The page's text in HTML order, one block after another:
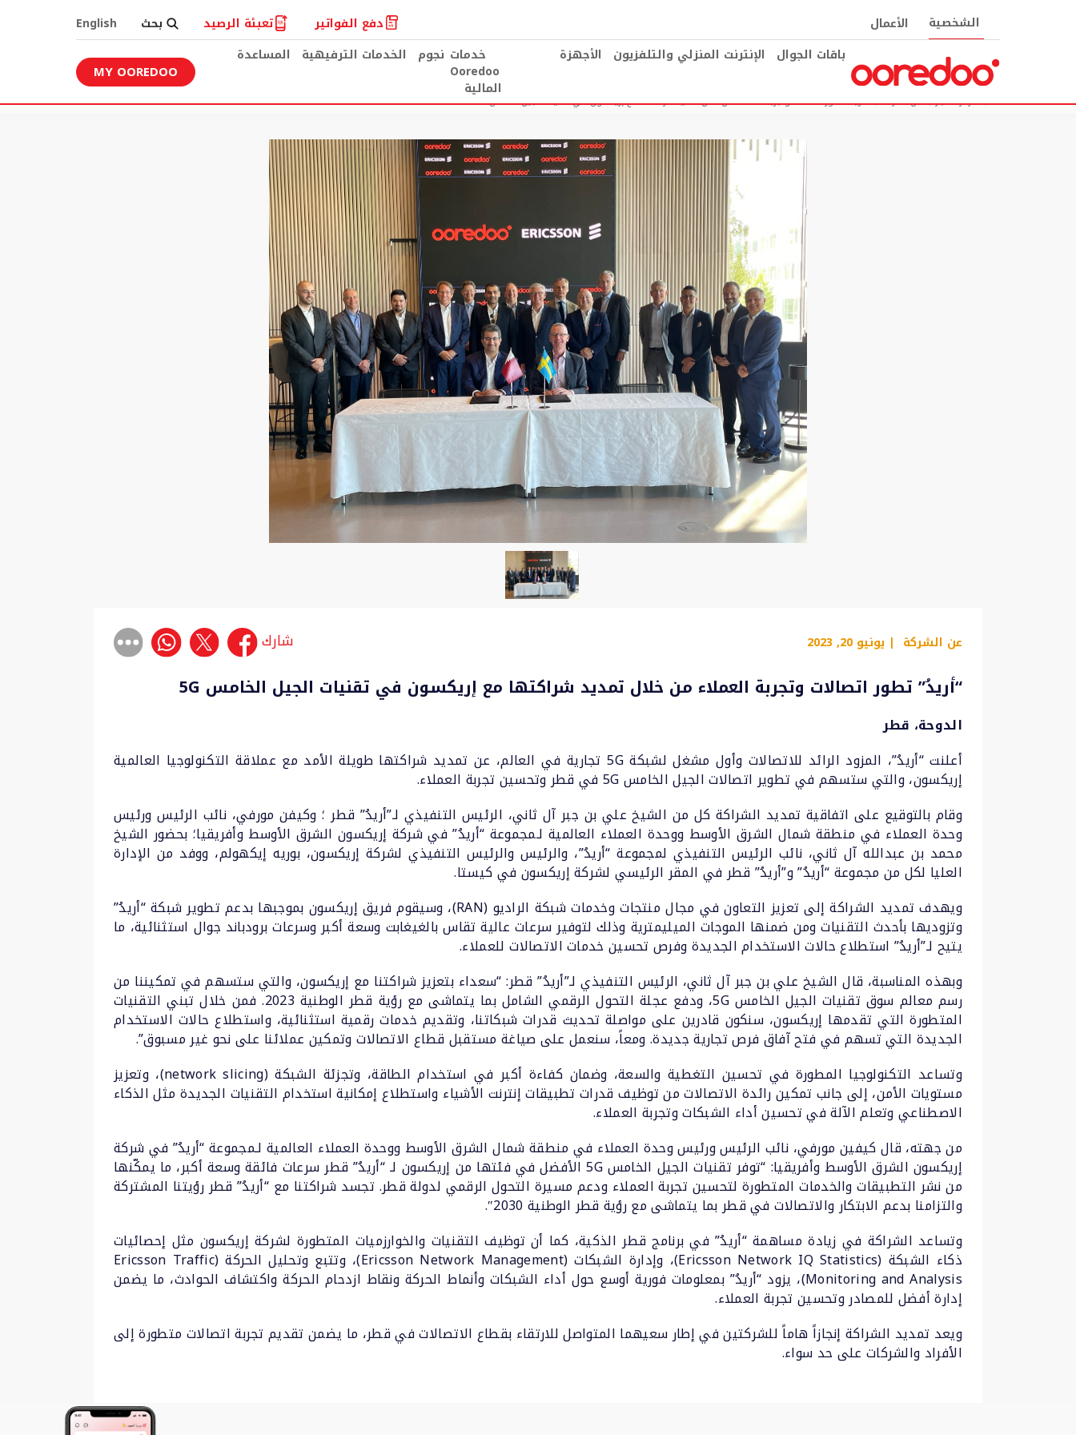
الشخصية الأعمال دفع الفواتير تعبئة الرصيد بحث
English
باقات الجوال
الإنترنت المنزلي والتلفزيون الأجهزة خدمات
Ooredoo
المالية
نجوم الخدمات الترفيهية المساعدة
MY OOREDOO
مركز الأخبار عن الشركة “أريدُ” تطور اتصالات وتجربة العملاء من خلال تمديد شراكتها مع إريكسون في تقنيات الجيل الخامس 5G
عن الشركة | يونيو 20, 2023 شارك
“أريدُ” تطور اتصالات وتجربة العملاء من خلال تمديد شراكتها مع إريكسون في تقنيات الجيل الخامس 5G
الدوحة، قطر
أعلنت “أريدُ”، المزود الرائد للاتصالات وأول مشغل لشبكة 5G تجارية في العالم، عن تمديد شراكتها طويلة الأمد مع عملاقة التكنولوجيا العالمية
إريكسون، والتي ستسهم في تطوير اتصالات الجيل الخامس 5G في قطر وتحسين تجربة العملاء.
وقام بالتوقيع على اتفاقية تمديد الشراكة كل من الشيخ علي بن جبر آل ثاني، الرئيس التنفيذي لـ”أريدُ” قطر ؛ وكيفن مورفي، نائب الرئيس ورئيس
وحدة العملاء في منطقة شمال الشرق الأوسط ووحدة العملاء العالمية لـمجموعة “أريدُ” في شركة إريكسون الشرق الأوسط وأفريقيا؛ بحضور الشيخ
محمد بن عبدالله آل ثاني، نائب الرئيس التنفيذي لمجموعة “أريدُ”، والرئيس والرئيس التنفيذي لشركة إريكسون، بوريه إيكهولم، ووفد من الإدارة
العليا لكل من مجموعة “أريدُ” و”أريدُ” قطر في المقر الرئيسي لشركة إريكسون في كيستا.
ويهدف تمديد الشراكة إلى تعزيز التعاون في مجال منتجات وخدمات شبكة الراديو (RAN)، وسيقوم فريق إريكسون بموجبها بدعم تطوير شبكة “أريدُ”
وتزوديها بأحدث التقنيات ومن ضمنها الموجات الميليمترية وذلك لتوفير سرعات عالية تقاس بالغيغابت وسعة أكبر وسرعات برودباند جوال استثنائية، ما
يتيح لـ”أريدُ” استطلاع حالات الاستخدام الجديدة وفرص تحسين خدمات الاتصالات للعملاء.
وبهذه المناسبة، قال الشيخ علي بن جبر آل ثاني، الرئيس التنفيذي لـ”أريدُ” قطر: “سعداء بتعزيز شراكتنا مع إريكسون، والتي ستسهم في تمكيننا من
رسم معالم سوق تقنيات الجيل الخامس 5G، ودفع عجلة التحول الرقمي الشامل بما يتماشى مع رؤية قطر الوطنية 2023. فمن خلال تبني التقنيات
المتطورة التي تقدمها إريكسون، سنكون قادرين على مواصلة تحديث قدرات شبكاتنا، وتقديم خدمات رقمية استثنائية، واستطلاع حالات الاستخدام
الجديدة التي تسهم في فتح آفاق فرص تجارية جديدة. ومعاً، سنعمل على صياغة مستقبل قطاع الاتصالات وتمكين عملائنا على نحو غير مسبوق”.
وتساعد التكنولوجيا المطورة في تحسين التغطية والسعة، وضمان كفاءة أكبر في استخدام الطاقة، وتجزئة الشبكة (network slicing)، وتعزيز
مستويات الأمن، إلى جانب تمكين رائدة الاتصالات من توظيف قدرات تطبيقات إنترنت الأشياء واستطلاع إمكانية استخدام التقنيات الجديدة مثل الذكاء
الاصطناعي وتعلم الآلة في تحسين أداء الشبكات وتجربة العملاء.
من جهته، قال كيفين مورفي، نائب الرئيس ورئيس وحدة العملاء في منطقة شمال الشرق الأوسط ووحدة العملاء العالمية لـمجموعة “أريدُ” في شركة
إريكسون الشرق الأوسط وأفريقيا: “توفر تقنيات الجيل الخامس 5G الأفضل في فئتها من إريكسون لـ “أريدُ” قطر سرعات فائقة وسعة أكبر، ما يمكّنها
من نشر التطبيقات والخدمات المتطورة لتحسين تجربة العملاء ودعم مسيرة التحول الرقمي لدولة قطر. تجسد شراكتنا مع “أريدُ” قطر رؤيتنا المشتركة
والتزامنا بدعم الابتكار والاتصالات في قطر بما يتماشى مع رؤية قطر الوطنية 2030″.
وتساعد الشراكة في زيادة مساهمة “أريدُ” في برنامج قطر الذكية، كما أن توظيف التقنيات والخوارزميات المتطورة لشركة إريكسون مثل إحصائيات
ذكاء الشبكة (Ericsson Network IQ Statistics)، وإدارة الشبكات (Ericsson Network Management)، وتتبع وتحليل الحركة (Ericsson Traffic
Monitoring and Analysis)، يزود “أريدُ” بمعلومات فورية أوسع حول أداء الشبكات وأنماط الحركة ونقاط ازدحام الحركة واكتشاف الحوادث، ما يضمن
إدارة أفضل للمصادر وتحسين تجربة العملاء.
ويعد تمديد الشراكة إنجازاً هاماً للشركتين في إطار سعيهما المتواصل للارتقاء بقطاع الاتصالات في قطر، ما يضمن تقديم تجربة اتصالات متطورة إلى
الأفراد والشركات على حد سواء.